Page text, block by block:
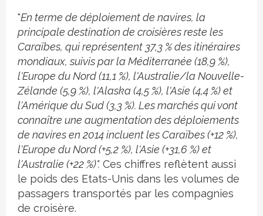
"En terme de déploiement de navires, la
principale destination de croisières reste les
Caraïbes, qui représentent 37,3 % des itinéraires
mondiaux, suivis par la Méditerranée (18,9 %),
l'Europe du Nord (11,1 %), l'Australie/la Nouvelle-
Zélande (5,9 %), l'Alaska (4,5 %), l'Asie (4,4 %) et
l'Amérique du Sud (3,3 %). Les marchés qui vont
connaître une augmentation des déploiements
de navires en 2014 incluent les Caraïbes (+12 %),
l'Europe du Nord (+5,2 %), l'Asie (+31,6 %) et
l'Australie (+22 %)". Ces chiffres reflètent aussi
le poids des Etats-Unis dans les volumes de
passagers transportés par les compagnies
de croisère.